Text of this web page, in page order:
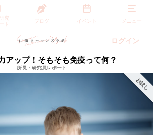
究
ト
ブログ イベント メニュー
ログイン
アップ！そもそも免疫って何？
所長・研究員レポート
お試し